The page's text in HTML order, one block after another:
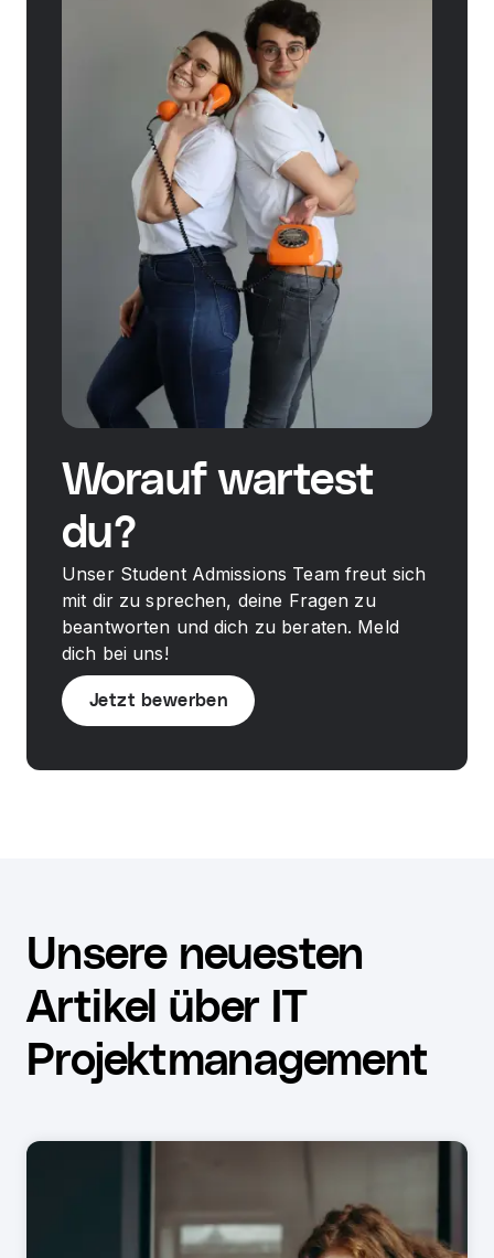
Worauf wartest
du?
Unser Student Admissions Team freut sich
mit dir zu sprechen, deine Fragen zu
beantworten und dich zu beraten. Meld
dich bei uns!
Jetzt bewerben
Unsere neuesten
Artikel über IT
Projektmanagement